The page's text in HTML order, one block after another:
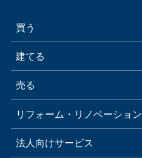
買う
建てる
売る
リフォーム・リノベーション
法人向けサービス